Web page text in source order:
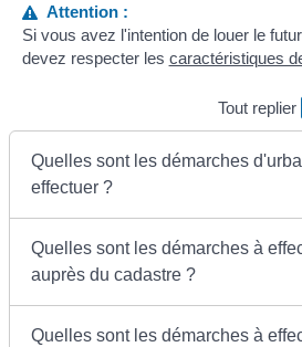
Attention :
Si vous avez l'intention de louer le
devez respecter les caractéristiques
Tout replier
Quelles sont les démarches
effectuer ?
Quelles sont les démarches à
auprès du cadastre ?
Quelles sont les démarches à